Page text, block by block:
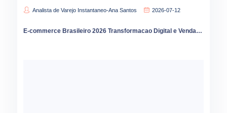
Analista de Varejo Instantaneo-Ana Santos 2026-07-12
E-commerce Brasileiro 2026 Transformacao Digital e Vendas Online